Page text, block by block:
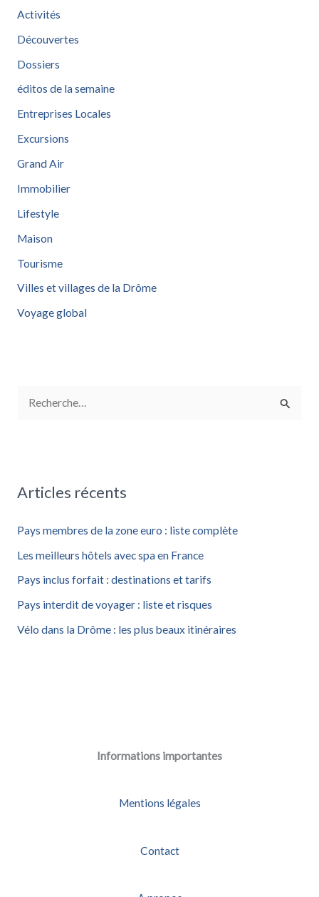
Activités
Découvertes
Dossiers
éditos de la semaine
Entreprises Locales
Excursions
Grand Air
Immobilier
Lifestyle
Maison
Tourisme
Villes et villages de la Drôme
Voyage global
e
c
h
e
r
Articles récents
Pays membres de la zone euro : liste complète
Les meilleurs hôtels avec spa en France
Pays inclus forfait : destinations et tarifs
Pays interdit de voyager : liste et risques
Vélo dans la Drôme : les plus beaux itinéraires
Informations importantes
Mentions légales
Contact